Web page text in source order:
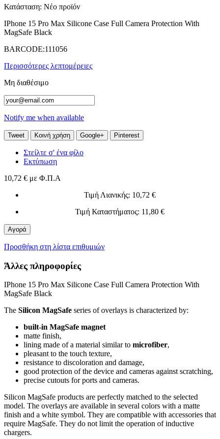
Κατάσταση: Νέο προϊόν
IPhone 15 Pro Max Silicone Case Full Camera Protection With
MagSafe Black
BARCODE:111056
Περισσότερες λεπτομέρειες
Μη διαθέσιμο
Notify me when available
Tweet Κοινή χρήση Google+ Pinterest
Στείλτε σ' ένα φίλο
Εκτύπωση
10,72 € με Φ.Π.Α
Τιμή Λιανικής: 10,72 €
Τιμή Καταστήματος: 11,80 €
Αγορά
Προσθήκη στη λίστα επιθυμιών
Άλλες πληροφορίες
IPhone 15 Pro Max Silicone Case Full Camera Protection With
MagSafe Black
The Silicon MagSafe series of overlays is characterized by:
built-in MagSafe magnet
matte finish,
lining made of a material similar to microfiber,
pleasant to the touch texture,
resistance to discoloration and damage,
good protection of the device and cameras against scratching,
precise cutouts for ports and cameras.
Silicon MagSafe products are perfectly matched to the selected
model. The overlays are available in several colors with a matte
finish and a white symbol. They are compatible with accessories that
require MagSafe. They do not limit the operation of inductive
chargers.